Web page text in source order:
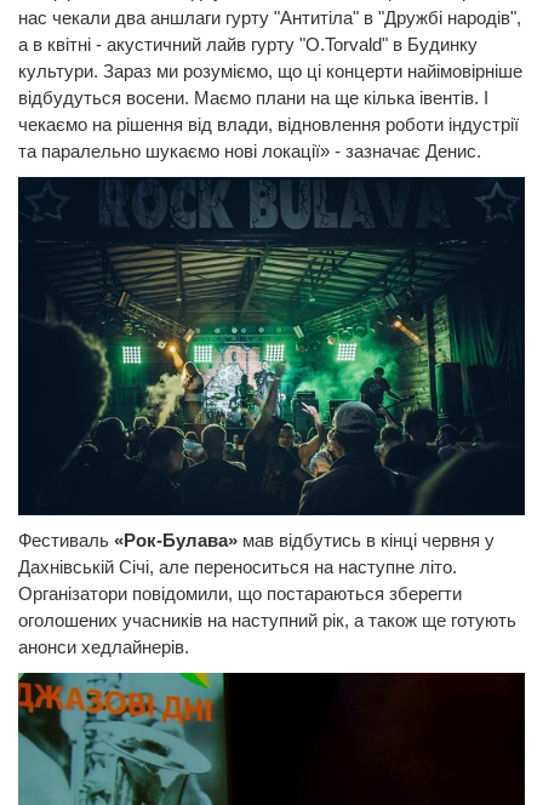
нас чекали два аншлаги гурту "Антитіла" в "Дружбі народів",
а в квітні - акустичний лайв гурту "O.Torvald" в Будинку
культури. Зараз ми розуміємо, що ці концерти найімовірніше
відбудуться восени. Маємо плани на ще кілька івентів. І
чекаємо на рішення від влади, відновлення роботи індустрії
та паралельно шукаємо нові локації» - зазначає Денис.
Фестиваль «Рок-Булава» мав відбутись в кінці червня у
Дахнівській Січі, але переноситься на наступне літо.
Організатори повідомили, що постараються зберегти
оголошених учасників на наступний рік, а також ще готують
анонси хедлайнерів.